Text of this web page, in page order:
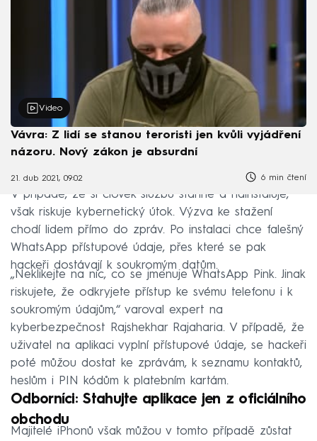
Video
Vávra: Z lidí se stanou teroristi jen kvůli vyjádření
názoru. Nový zákon je absurdní
21. dub 2021, 09:02 6 min čtení
V případě, že si člověk službu stáhne a nainstaluje,
však riskuje kybernetický útok. Výzva ke stažení
chodí lidem přímo do zpráv. Po instalaci chce falešný
WhatsApp přístupové údaje, přes které se pak
hackeři dostávají k soukromým datům.
„Neklikejte na nic, co se jmenuje WhatsApp Pink. Jinak
riskujete, že odkryjete přístup ke svému telefonu i k
soukromým údajům,“ varoval expert na
kyberbezpečnost Rajshekhar Rajaharia. V případě, že
uživatel na aplikaci vyplní přístupové údaje, se hackeři
poté můžou dostat ke zprávám, k seznamu kontaktů,
heslům i PIN kódům k platebním kartám.
Odborníci: Stahujte aplikace jen z oficiálního
obchodu
Majitelé iPhonů však můžou v tomto případě zůstat